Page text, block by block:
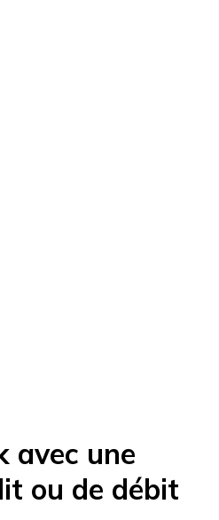
projet à notre service
avec une
ou de débit